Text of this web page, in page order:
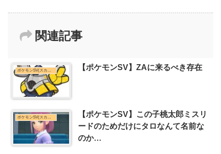
関連記事
ポケモンSV(スカーレット・バイオレット)まとめ 【ポケモンSV】ZAに来るべき存在
ポケモンSV(スカーレット・バイオレット)まとめ
【ポケモンSV】この子桃太郎ミスリ
ードのためだけにタロなんて名前な
のか…